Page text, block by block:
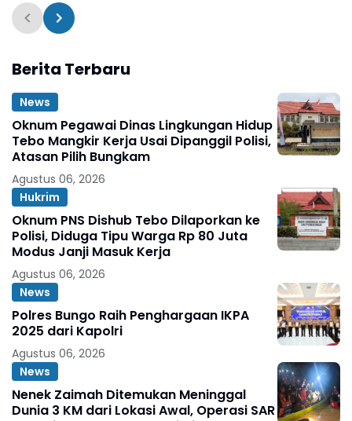
Berita Terbaru
News
Oknum Pegawai Dinas Lingkungan Hidup
Tebo Mangkir Kerja Usai Dipanggil Polisi,
Atasan Pilih Bungkam
Agustus 06, 2026
Hukrim
Oknum PNS Dishub Tebo Dilaporkan ke
Polisi, Diduga Tipu Warga Rp 80 Juta
Modus Janji Masuk Kerja
Agustus 06, 2026
News
Polres Bungo Raih Penghargaan IKPA
2025 dari Kapolri
Agustus 06, 2026
News
Nenek Zaimah Ditemukan Meninggal
Dunia 3 KM dari Lokasi Awal, Operasi SAR